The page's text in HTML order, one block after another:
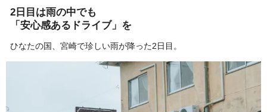
2日目は雨の中でも
「安心感あるドライブ」を
ひなたの国、宮崎で珍しい雨が降った2日目。